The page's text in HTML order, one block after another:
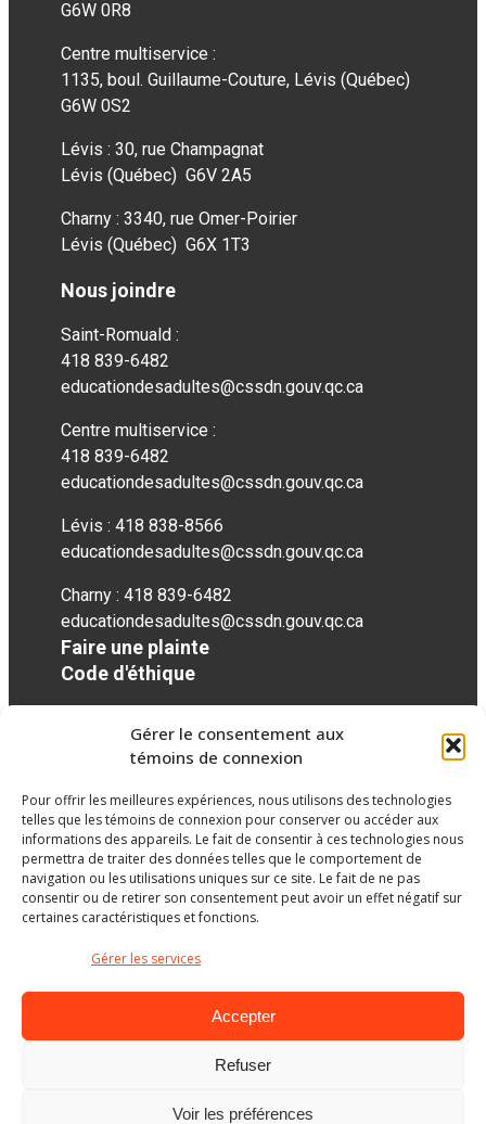
Gérer le consentement aux
témoins de connexion
Pour offrir les meilleures expériences, nous utilisons des technologies
telles que les témoins de connexion pour conserver ou accéder aux
informations des appareils. Le fait de consentir à ces technologies nous
permettra de traiter des données telles que le comportement de
navigation ou les utilisations uniques sur ce site. Le fait de ne pas
consentir ou de retirer son consentement peut avoir un effet négatif sur
certaines caractéristiques et fonctions.
Gérer les services
Accepter
Refuser
Voir les préférences
G6W 0R8
Centre multiservice :
1135, boul. Guillaume-Couture, Lévis (Québec)
G6W 0S2
Lévis : 30, rue Champagnat
Lévis (Québec) G6V 2A5
Charny : 3340, rue Omer-Poirier
Lévis (Québec) G6X 1T3
Nous joindre
Saint-Romuald :
418 839-6482
educationdesadultes@cssdn.gouv.qc.ca
Centre multiservice :
418 839-6482
educationdesadultes@cssdn.gouv.qc.ca
Lévis : 418 838-8566
educationdesadultes@cssdn.gouv.qc.ca
Charny : 418 839-6482
educationdesadultes@cssdn.gouv.qc.ca
Faire une plainte
Code d'éthique
Réseaux sociaux
facebook
twittergoogleplusgoogleplusgoogleplus
Ministère de l’Éducation